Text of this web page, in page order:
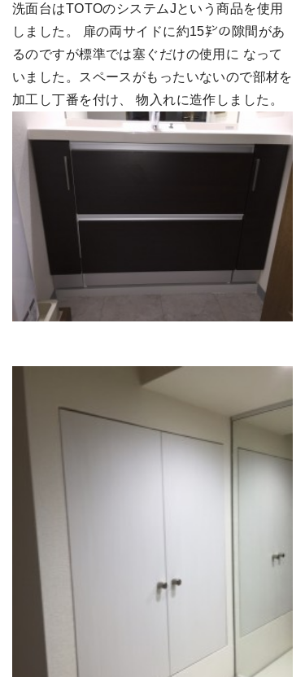
洗面台はTOTOのシステムJという商品を使用
しました。 扉の両サイドに約15㌢の隙間があ
るのですが標準では塞ぐだけの使用に なって
いました。スペースがもったいないので部材を
加工し丁番を付け、 物入れに造作しました。